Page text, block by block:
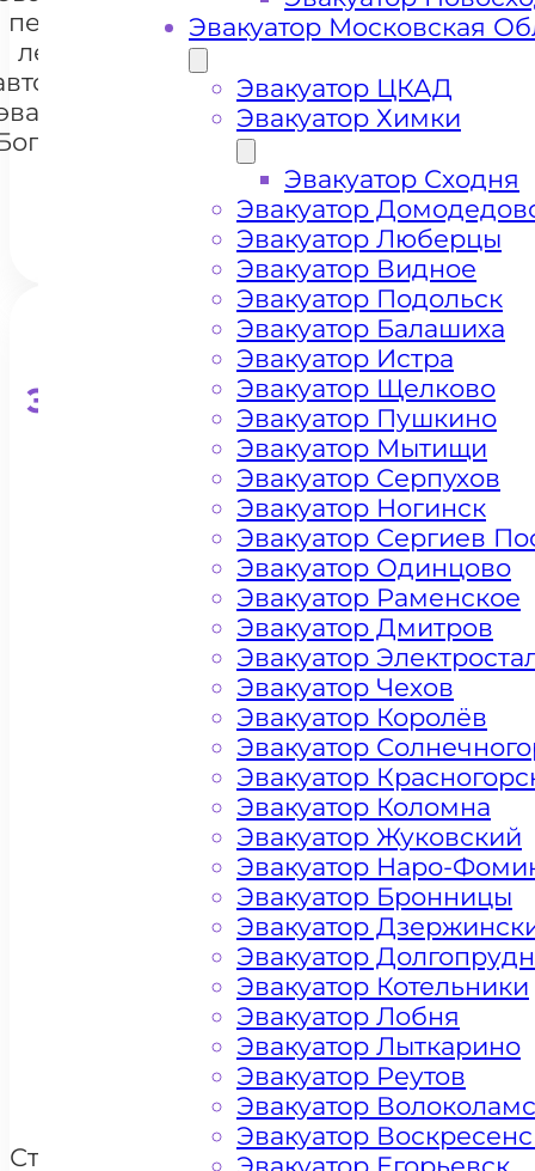
перевозки
легковых
+7 985 222 99 01
Эвакуатор для
Цена от 4500 рублей
+ 100 РУБЛЕЙ ЗА КИЛОМЕТР
Стоимость
Эвакуатор Московская
Эвакуатор ЦКАД
Эвакуатор Химки
Эвакуатор Сходня
Эвакуатор
Эвакуатор Люберцы
Эвакуатор Видное
Эвакуатор Подольск
Эвакуатор Балашиха
Эвакуатор Истра
Эвакуатор Щелково
Эвакуатор Пушкино
Эвакуатор Мытищи
Эвакуатор Серпухов
Эвакуатор Ногинск
Эвакуатор Сергиев
Эвакуатор Одинцово
Эвакуатор Раменское
Эвакуатор Дмитров
Эвакуатор
Эвакуатор Чехов
Эвакуатор Королёв
Эвакуатор
Эвакуатор
Эвакуатор Коломна
Эвакуатор Жуковский
Эвакуатор Наро-
Эвакуатор Бронницы
Эвакуатор
Эвакуатор
Эвакуатор Котельники
Эвакуатор Лобня
Эвакуатор Лыткарино
Эвакуатор Реутов
Эвакуатор
Эвакуатор